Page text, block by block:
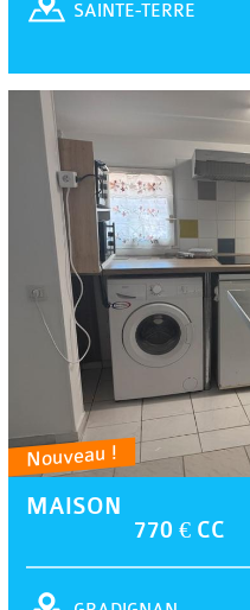
SAINTE-TERRE
Nouveau !
MAISON
770 € CC